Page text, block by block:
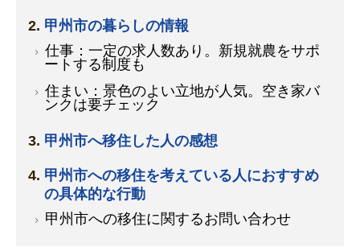
甲州市の暮らしの情報
仕事：一定の求人数あり。新規就農をサポ
ートする制度も
住まい：景色のよい立地が人気。空き家バ
ンクは要チェック
甲州市へ移住した人の感想
甲州市への移住を考えている人におすすめ
の具体的な行動
甲州市への移住に関するお問い合わせ